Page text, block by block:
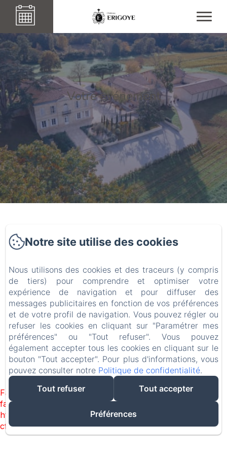
Votre événement
Château ERIGOYE
1Bis Rte de la Source, Beychac-et-Caillau, 33750, France
contact.chateauerigoye@gmail.com
+33677338980
+33749970229
Créé par Amenitiz
Conditions Générales de Vente
Failed to load BookingEngine/index: Loading chunk 8127
failed. (missing:
https://d1cmur5l0xva3h.cloudfront.net/packs/8127-
cfabcb149315abdd-4e81f27ab116024e.js)
Notre site utilise des cookies
Nous utilisons des cookies et des traceurs (y compris
de tiers) pour comprendre et optimiser votre
expérience de navigation et pour diffuser des
messages publicitaires en fonction de vos préférences
et de votre profil de navigation. Vous pouvez régler ou
refuser les cookies en cliquant sur "Paramétrer mes
préférences" ou "Tout refuser". Vous pouvez
également accepter tous les cookies en cliquant sur le
bouton "Tout accepter". Pour plus d'informations, vous
pouvez consulter notre Politique de confidentialité.
Tout refuser
Tout accepter
Préférences